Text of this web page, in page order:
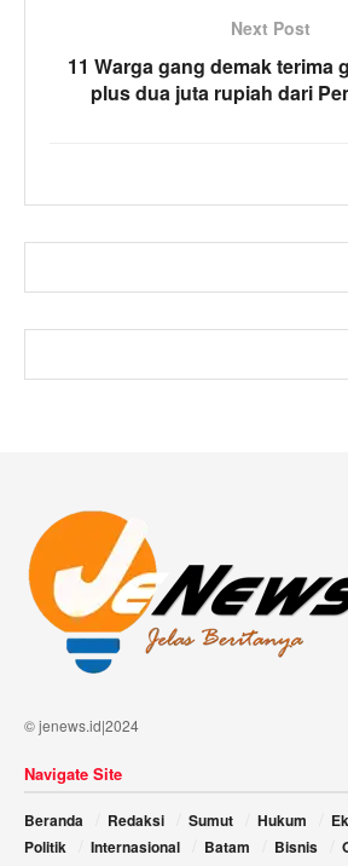
Next Post
11 Warga gang demak terima
plus dua juta rupiah dari
© jenews.id|2024
Navigate Site
Beranda Redaksi Sumut Hukum
Politik
Internasional Batam Bisnis